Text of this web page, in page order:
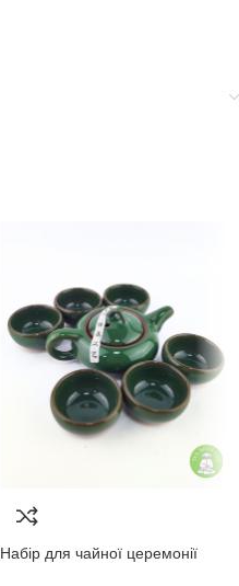
Набір для чайної церемонії